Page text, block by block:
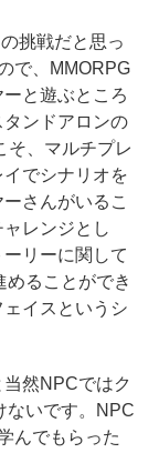
挑戦だと思っ
で、MMORPG
と遊ぶところ
ンドアロンの
そ、マルチプレ
でシナリオを
さんがいるこ
レンジとし
リーに関して
ることができ
イスというシ
然NPCではク
ないです。NPC
んでもらった